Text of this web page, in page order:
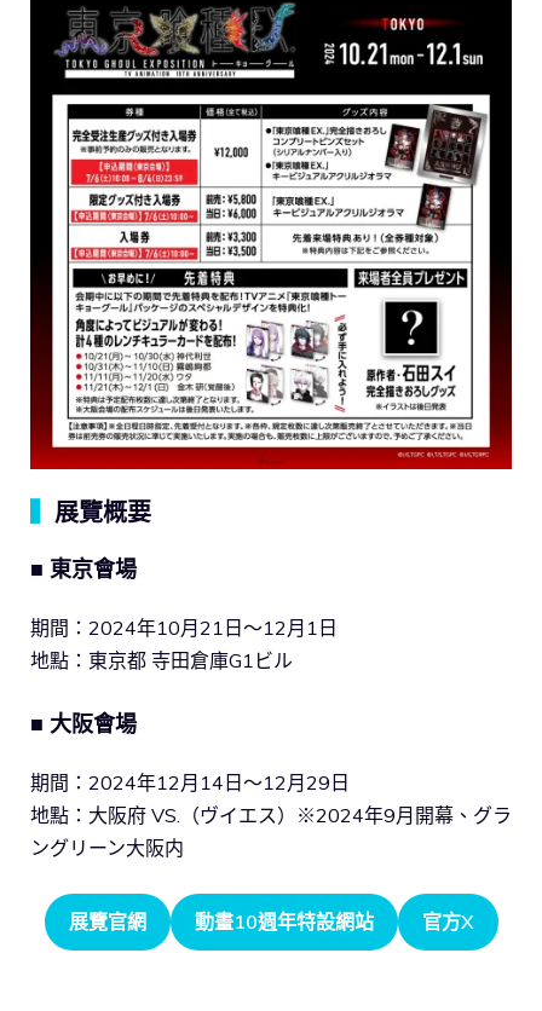
展覽概要
■ 東京會場
期間：2024年10月21日～12月1日
地點：東京都 寺田倉庫G1ビル
■ 大阪會場
期間：2024年12月14日～12月29日
地點：大阪府 VS.（ヴイエス）※2024年9月開幕、グラ
ングリーン大阪内
展覽官網 動畫10週年特設網站 官方X